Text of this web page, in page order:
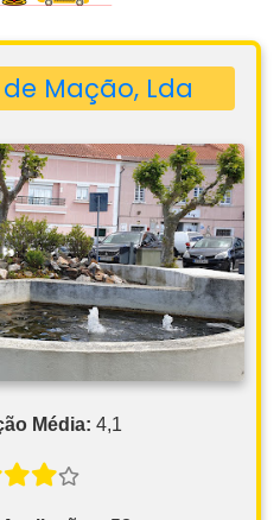
Mação, Lda
Média: 4,1